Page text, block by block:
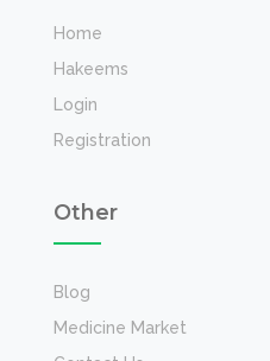
Home
Hakeems
Login
Registration
Other
Blog
Medicine Market